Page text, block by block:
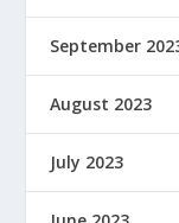
September
August 2023
July 2023